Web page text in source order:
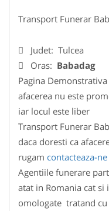
Transport Funerar
Judet: Tulcea
Oras: Babadag
Pagina Demonstrativa
afacerea nu este
iar locul este liber
Transport Funerar
daca doresti ca
rugam contacteaza-
Agentiile funerare
atat in Romania cat si
omologate tratand